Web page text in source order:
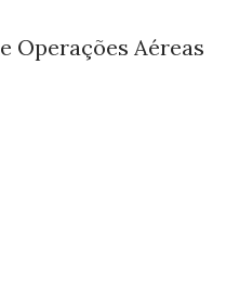
Operações Aéreas